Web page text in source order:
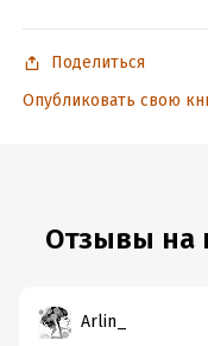
Поделиться
Опубликовать свою
Отзывы на
Arlin_